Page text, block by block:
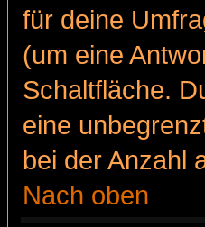
für deine
(um eine
Schaltfläche.
eine
bei der Anzahl
Nach oben